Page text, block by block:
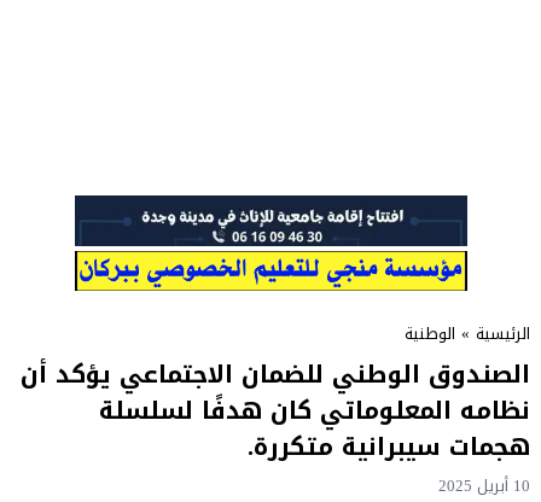
الرئيسية » الوطنية
الصندوق الوطني للضمان الاجتماعي يؤكد أن
نظامه المعلوماتي كان هدفًا لسلسلة
هجمات سيبرانية متكررة.
10 أبريل 2025